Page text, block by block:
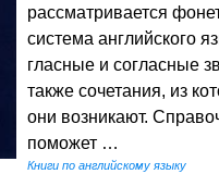
рассматривается
система английского
гласные и согласные
также сочетания, из
они возникают.
поможет …
Книги по английскому языку